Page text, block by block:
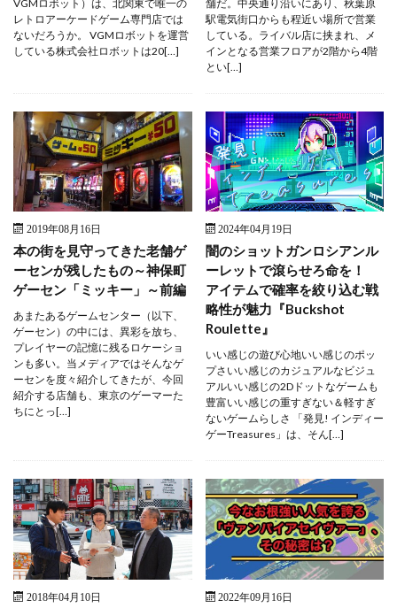
VGMロボット）は、北関東で唯一の
レトロアーケードゲーム専門店では
ないだろうか。 VGMロボットを運営
している株式会社ロボットは20[…]
舗だ。中央通り沿いにあり、秋葉原
駅電気街口からも程近い場所で営業
している。ライバル店に挟まれ、メ
インとなる営業フロアが2階から4階
とい[…]
2019年08月16日
本の街を見守ってきた老舗ゲ
ーセンが残したもの～神保町
ゲーセン「ミッキー」～前編
あまたあるゲームセンター（以下、
ゲーセン）の中には、異彩を放ち、
プレイヤーの記憶に残るロケーショ
ンも多い。当メディアではそんなゲ
ーセンを度々紹介してきたが、今回
紹介する店舗も、東京のゲーマーた
ちにとっ[…]
2024年04月19日
闇のショットガンロシアンル
ーレットで滾らせろ命を！
アイテムで確率を絞り込む戦
略性が魅力『Buckshot
Roulette』
いい感じの遊び心地いい感じのポッ
プさいい感じのカジュアルなビジュ
アルいい感じの2Dドットなゲームも
豊富いい感じの重すぎない＆軽すぎ
ないゲームらしさ 「発見! インディー
ゲーTreasures」は、そん[…]
2018年04月10日 2022年09月16日